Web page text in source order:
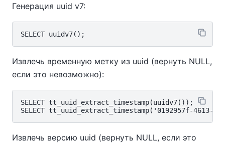
Генерация uuid v7:
Извлечь временную метку из uuid (вернуть NULL,
если это невозможно):
SELECT tt_uuid_extract_timestamp(uuidv7());
Извлечь версию uuid (вернуть NULL, если это